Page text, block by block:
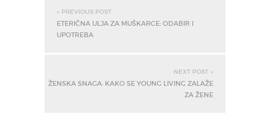
« PREVIOUS POST
ETERIČNA ULJA ZA MUŠKARCE: ODABIR I
UPOTREBA
NEXT POST »
ŽENSKA SNAGA: KAKO SE YOUNG LIVING ZALAŽE
ZA ŽENE